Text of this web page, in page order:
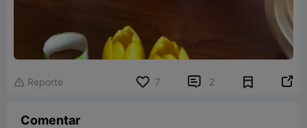
 Reporte 7  2 
Comentar